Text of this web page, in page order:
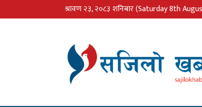
श्रावण २३, २०८३ शनिबार(Saturday 8th